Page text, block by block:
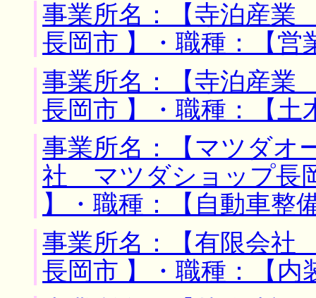
事業所名：【寺泊産業
長岡市 】・職種：【
事業所名：【寺泊産業
長岡市 】・職種：【
事業所名：【マツダオ
社 マツダショップ長
】・職種：【自動車
事業所名：【有限会社
長岡市 】・職種：【内